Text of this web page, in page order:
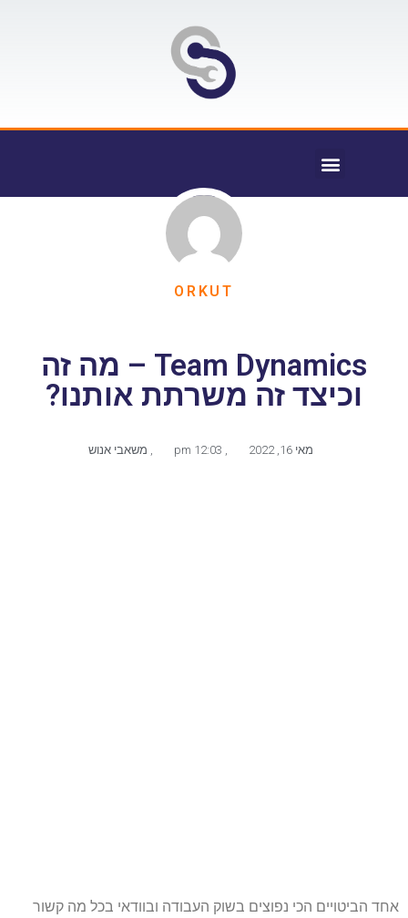
ORKUT
Team Dynamics – מה זה
וכיצד זה משרתת אותנו?
מאי 16, 2022 ,
, משאבי אנוש
אחד הביטויים הכי נפוצים בשוק העבודה ובוודאי בכל מה קשור